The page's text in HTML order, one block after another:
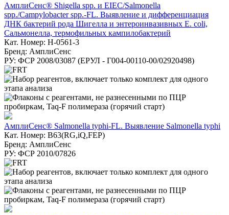
АмплиСенс® Shigella spp. и EIEC/Salmonella
spp./Campylobacter spp.-FL. Выявление и дифференциация
ДНК бактерий рода Шигелла и энтероинвазивных E. coli,
Сальмонелла, термофильных кампилобактерий
Кат. Номер: H-0561-3
Бренд: АмплиСенс
РУ: ФСР 2008/03087 (ЕРУЛ - Г004-00110-00/02920498)
АмплиСенс® Salmonella typhi-FL. Выявление Salmonella typhi
Кат. Номер: B63(RG,iQ,FEP)
Бренд: АмплиСенс
РУ: ФСР 2010/07826